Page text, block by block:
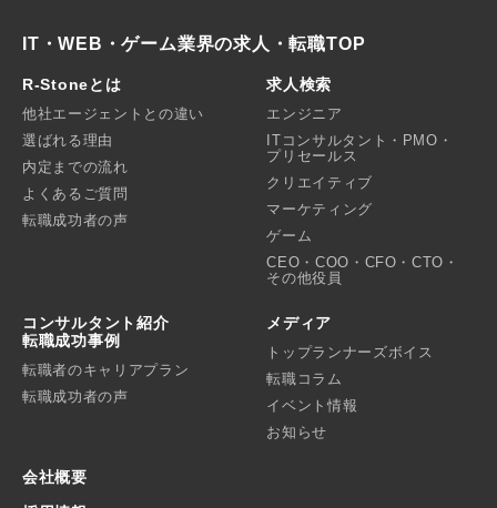
IT・WEB・ゲーム業界の求人・転職TOP
R-Stoneとは
他社エージェントとの違い
選ばれる理由
内定までの流れ
よくあるご質問
転職成功者の声
求人検索
エンジニア
ITコンサルタント・PMO・
プリセールス
クリエイティブ
マーケティング
ゲーム
CEO・COO・CFO・CTO・
その他役員
コンサルタント紹介
転職成功事例
転職者のキャリアプラン
転職成功者の声
メディア
トップランナーズボイス
転職コラム
イベント情報
お知らせ
会社概要